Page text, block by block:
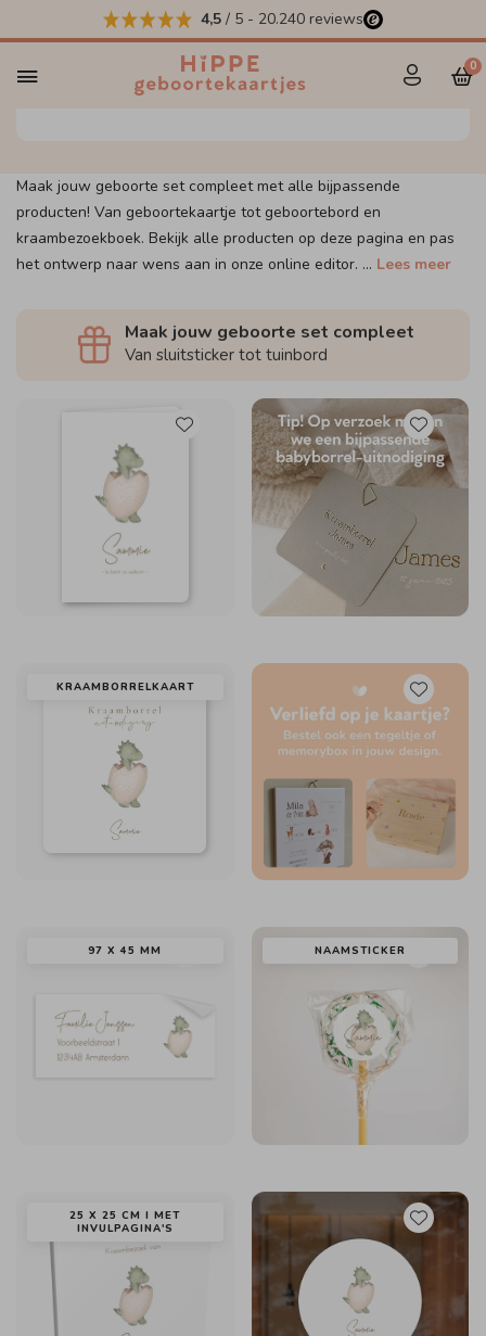
4,5 / 5 - 20.240 reviews
0
Maak jouw set compleet
Maak jouw geboorte set compleet met alle bijpassende
producten! Van geboortekaartje tot geboortebord en
kraambezoekboek. Bekijk alle producten op deze pagina en pas
het ontwerp naar wens aan in onze online editor. ... Lees meer
Maak jouw geboorte set compleet
Van sluitsticker tot tuinbord
KRAAMBORRELKAART
97 X 45 MM NAAMSTICKER
25 X 25 CM I MET
INVULPAGINA'S